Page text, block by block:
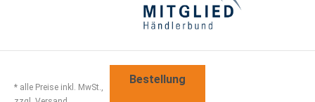
* alle Preise inkl. MwSt.,
Bestellung